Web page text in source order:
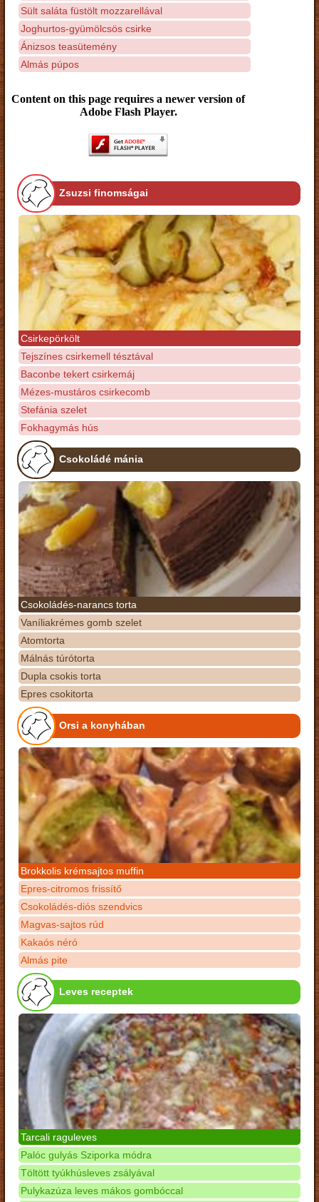
Sült saláta füstölt mozzarellával
Joghurtos-gyümölcsös csirke
Ánizsos teasütemény
Almás púpos
Content on this page requires a newer version of
Adobe Flash Player.
Zsuzsi finomságai
Csirkepörkölt
Tejszínes csirkemell tésztával
Baconbe tekert csirkemáj
Mézes-mustáros csirkecomb
Stefánia szelet
Fokhagymás hús
Csokoládé mánia
Csokoládés-narancs torta
Vaníliakrémes gomb szelet
Atomtorta
Málnás túrótorta
Dupla csokis torta
Epres csokitorta
Orsi a konyhában
Brokkolis krémsajtos muffin
Epres-citromos frissítő
Csokoládés-diós szendvics
Magvas-sajtos rúd
Kakaós néró
Almás pite
Leves receptek
Tarcali raguleves
Palóc gulyás Sziporka módra
Töltött tyúkhúsleves zsályával
Pulykazúza leves mákos gombóccal